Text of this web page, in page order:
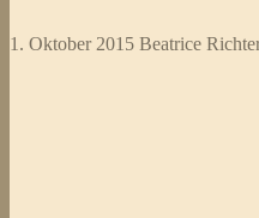
1. Oktober 2015 Beatrice